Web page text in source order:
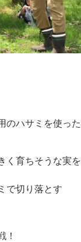
のハサミを使った
く育ちそうな実を
で切り落とす
！